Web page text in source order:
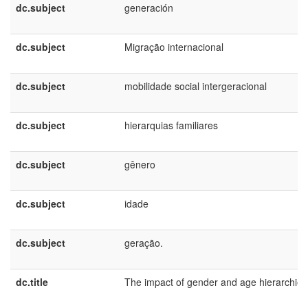
dc.subject generación
dc.subject Migração internacional
dc.subject mobilidade social intergeracional
dc.subject hierarquias familiares
dc.subject gênero
dc.subject idade
dc.subject geração.
dc.title
The impact of gender and age